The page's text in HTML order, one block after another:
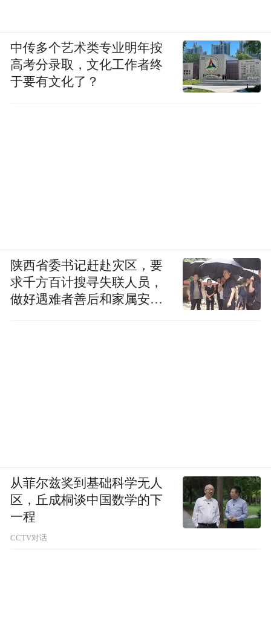
中传多个艺术类专业明年按
高考分录取，文化工作者终
于要有文化了？
陕西省委书记赶赴灾区，要
求千方百计搜寻失联人员，
做好遇难者善后和家属安抚
从菲尔兹奖到基础科学无人
区，丘成桐谈中国数学的下
一程
CCTV对话